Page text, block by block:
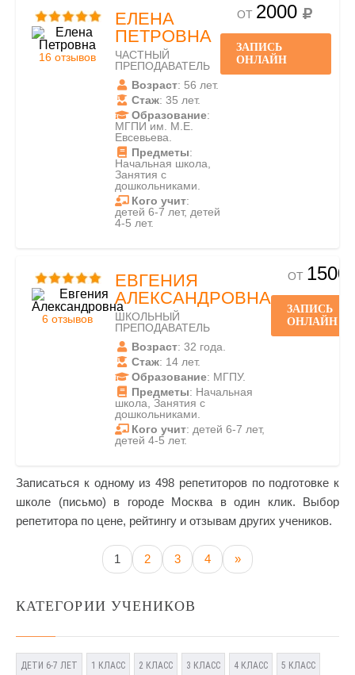
16 отзывов
ЕЛЕНА
ПЕТРОВНА
ЧАСТНЫЙ
ПРЕПОДАВАТЕЛЬ
Возраст: 56 лет.
Стаж: 35 лет.
Образование:
МГПИ им. М.Е.
Евсевьева.
Предметы:
Начальная школа,
Занятия с
дошкольниками.
Кого учит:
детей 6-7 лет, детей
4-5 лет.
ОТ 2000
ЗАПИСЬ
ОНЛАЙН
6 отзывов
ЕВГЕНИЯ
АЛЕКСАНДРОВНА
ШКОЛЬНЫЙ
ПРЕПОДАВАТЕЛЬ
Возраст: 32 года.
Стаж: 14 лет.
Образование: МГПУ.
Предметы: Начальная
школа, Занятия с
дошкольниками.
Кого учит: детей 6-7 лет,
детей 4-5 лет.
ОТ 1500
ЗАПИСЬ
ОНЛАЙН
Записаться к одному из 498 репетиторов по подготовке к
школе (письмо) в городе Москва в один клик. Выбор
репетитора по цене, рейтингу и отзывам других учеников.
1 2 3 4 »
КАТЕГОРИИ УЧЕНИКОВ
ДЕТИ 6-7 ЛЕТ 1 КЛАСС 2 КЛАСС 3 КЛАСС 4 КЛАСС 5 КЛАСС